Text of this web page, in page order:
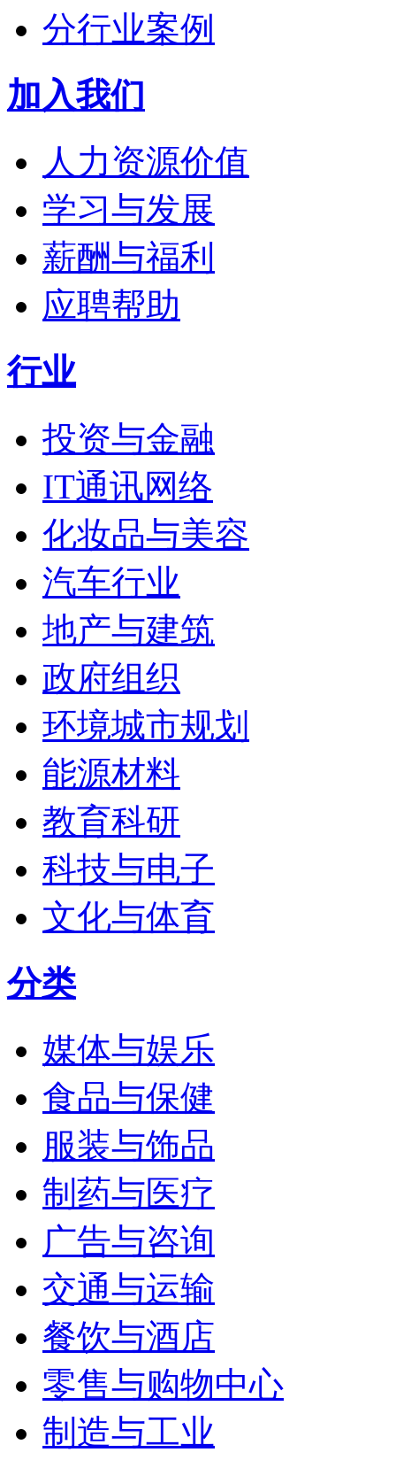
分行业案例
加入我们
人力资源价值
学习与发展
薪酬与福利
应聘帮助
行业
投资与金融
IT通讯网络
化妆品与美容
汽车行业
地产与建筑
政府组织
环境城市规划
能源材料
教育科研
科技与电子
文化与体育
分类
媒体与娱乐
食品与保健
服装与饰品
制药与医疗
广告与咨询
交通与运输
餐饮与酒店
零售与购物中心
制造与工业